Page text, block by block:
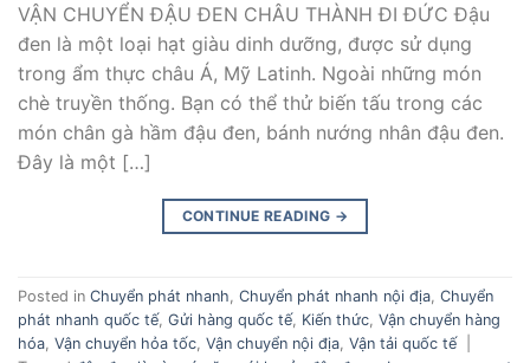
VẬN CHUYỂN ĐẬU ĐEN CHÂU THÀNH ĐI ĐỨC Đậu
đen là một loại hạt giàu dinh dưỡng, được sử dụng
trong ẩm thực châu Á, Mỹ Latinh. Ngoài những món
chè truyền thống. Bạn có thể thử biến tấu trong các
món chân gà hầm đậu đen, bánh nướng nhân đậu đen.
Đây là một […]
CONTINUE READING →
Posted in Chuyển phát nhanh, Chuyển phát nhanh nội địa, Chuyển
phát nhanh quốc tế, Gửi hàng quốc tế, Kiến thức, Vận chuyển hàng
hóa, Vận chuyển hỏa tốc, Vận chuyển nội địa, Vận tải quốc tế